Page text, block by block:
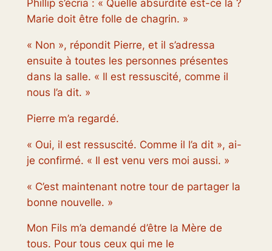
Phillip s’écria : « Quelle absurdité est-ce là ?
Marie doit être folle de chagrin. »
« Non », répondit Pierre, et il s’adressa
ensuite à toutes les personnes présentes
dans la salle. « Il est ressuscité, comme il
nous l’a dit. »
Pierre m’a regardé.
« Oui, il est ressuscité. Comme il l’a dit », ai-
je confirmé. « Il est venu vers moi aussi. »
« C’est maintenant notre tour de partager la
bonne nouvelle. »
Mon Fils m’a demandé d’être la Mère de
tous. Pour tous ceux qui me le